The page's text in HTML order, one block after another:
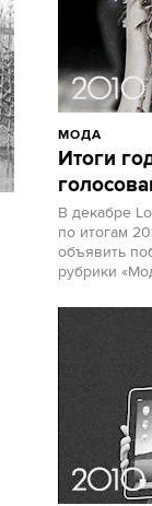
МОДА
Итоги
В декабре
по итогам
объявить
рубрики